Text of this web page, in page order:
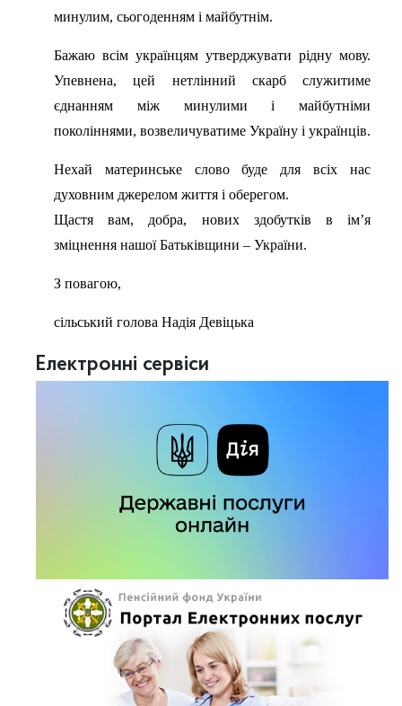
минулим, сьогоденням і майбутнім.
Бажаю всім українцям утверджувати рідну мову.
Упевнена, цей нетлінний скарб служитиме
єднанням між минулими і майбутніми
поколіннями, возвеличуватиме Україну і українців.
Нехай материнське слово буде для всіх нас
духовним джерелом життя і оберегом.
Щастя вам, добра, нових здобутків в ім’я
зміцнення нашої Батьківщини – України.
З повагою,
сільський голова Надія Девіцька
Електронні сервіси